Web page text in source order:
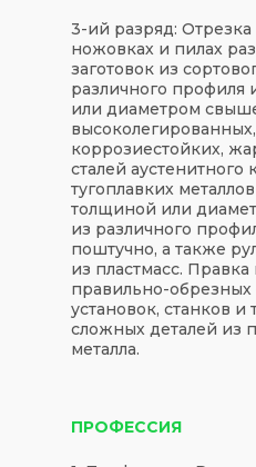
3-ий разряд: Отрезка
ножовках и пилах
заготовок из
различного профиля
или диаметром
коррозиестойких,
сталей аустенитного
тугоплавких
толщиной или
из различного
поштучно, а также
из пластмасс. Правка
правильно-обрезных
установок, станков и
сложных деталей из
металла.
ПРОФЕССИЯ